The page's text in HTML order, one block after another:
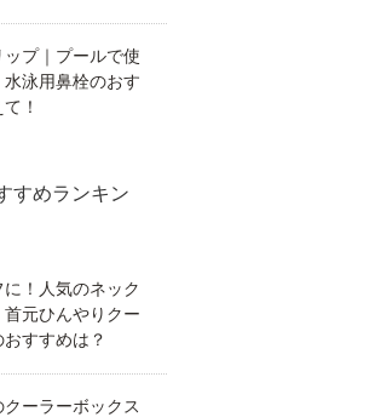
ップ｜プールで使
水泳用鼻栓のおす
！
すめランキン
に！人気のネック
首元ひんやりクー
すすめは？
ーラーボックス